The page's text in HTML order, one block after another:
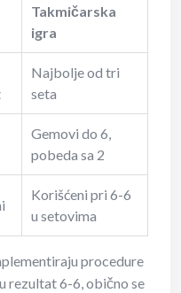
Takmičarska
igra
Najbolje od tri
seta
Gemovi do 6,
pobeda sa 2
Korišćeni pri 6-6
u setovima
procedure
rezultat 6-6, obično se